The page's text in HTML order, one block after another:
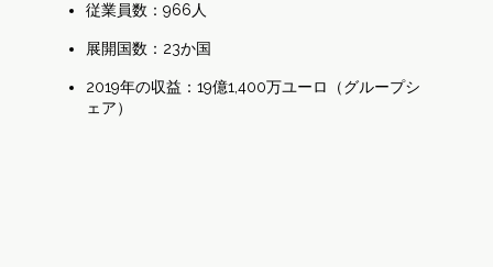
従業員数：966人
展開国数：23か国
2019年の収益：19億1,400万ユーロ（グループシ
ェア）